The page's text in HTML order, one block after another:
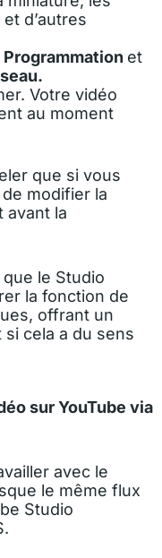
d’autres
Programmation et
Votre vidéo
au moment
que si vous
modifier la
avant la
le Studio
la fonction de
offrant un
cela a du sens
sur YouTube via
avec le
le même flux
Studio